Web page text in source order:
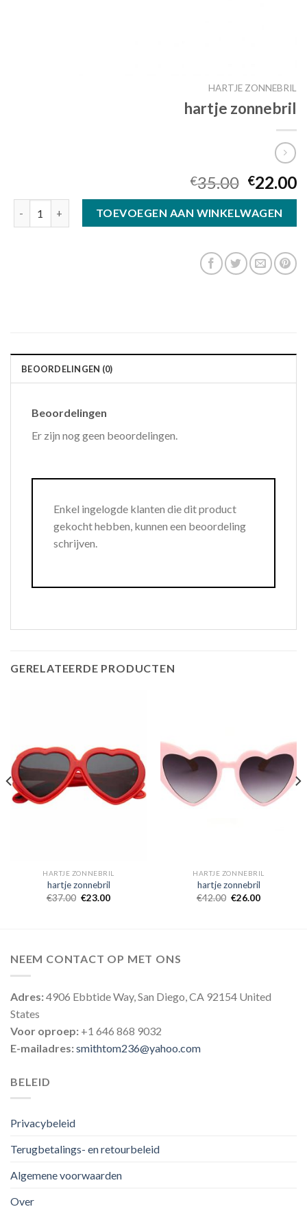
HARTJE ZONNEBRIL
hartje zonnebril
€35.00 €22.00
hartje zonnebril aantalTOEVOEGEN AAN WINKELWAGEN
BEOORDELINGEN (0)
Beoordelingen
Er zijn nog geen beoordelingen.
Enkel ingelogde klanten die dit product
gekocht hebben, kunnen een beoordeling
schrijven.
GERELATEERDE PRODUCTEN
HARTJE ZONNEBRIL
hartje zonnebril
€37.00 €23.00
HARTJE ZONNEBRIL
hartje zonnebril
€42.00 €26.00
NEEM CONTACT OP MET ONS
Adres:4906 Ebbtide Way, San Diego, CA 92154 United
States
Voor oproep: +1 646 868 9032
E-mailadres:smithtom236@yahoo.com
BELEID
Privacybeleid
Terugbetalings- en retourbeleid
Algemene voorwaarden
Over